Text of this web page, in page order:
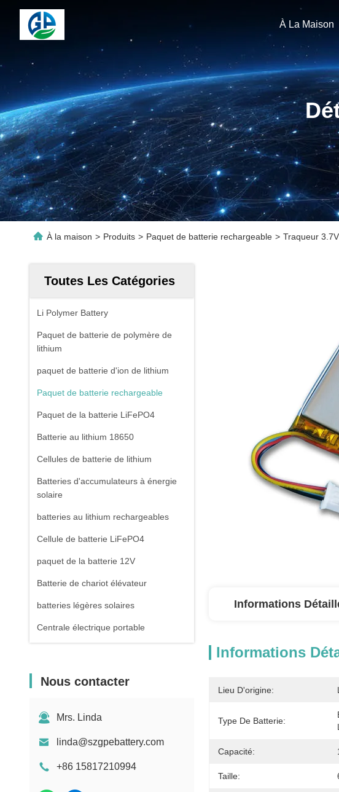
À La Maison
À la maison > Produits > Paquet de batterie rechargeable > Traqueur
Toutes Les Catégories
Li Polymer Battery
Paquet de batterie de polymère de
lithium
paquet de batterie d'ion de lithium
Paquet de batterie rechargeable
Paquet de la batterie LiFePO4
Batterie au lithium 18650
Cellules de batterie de lithium
Batteries d'accumulateurs à énergie
solaire
batteries au lithium rechargeables
Cellule de batterie LiFePO4
paquet de la batterie 12V
Batterie de chariot élévateur
batteries légères solaires
Centrale électrique portable
Nous contacter
Mrs. Linda
linda@szgpebattery.com
+86 15817210994
Informations
Informations
Lieu D'origine:
Type De Batterie:
Capacité:
Taille: